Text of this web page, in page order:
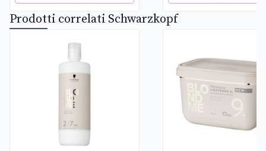
Prodotti correlati Schwarzkopf